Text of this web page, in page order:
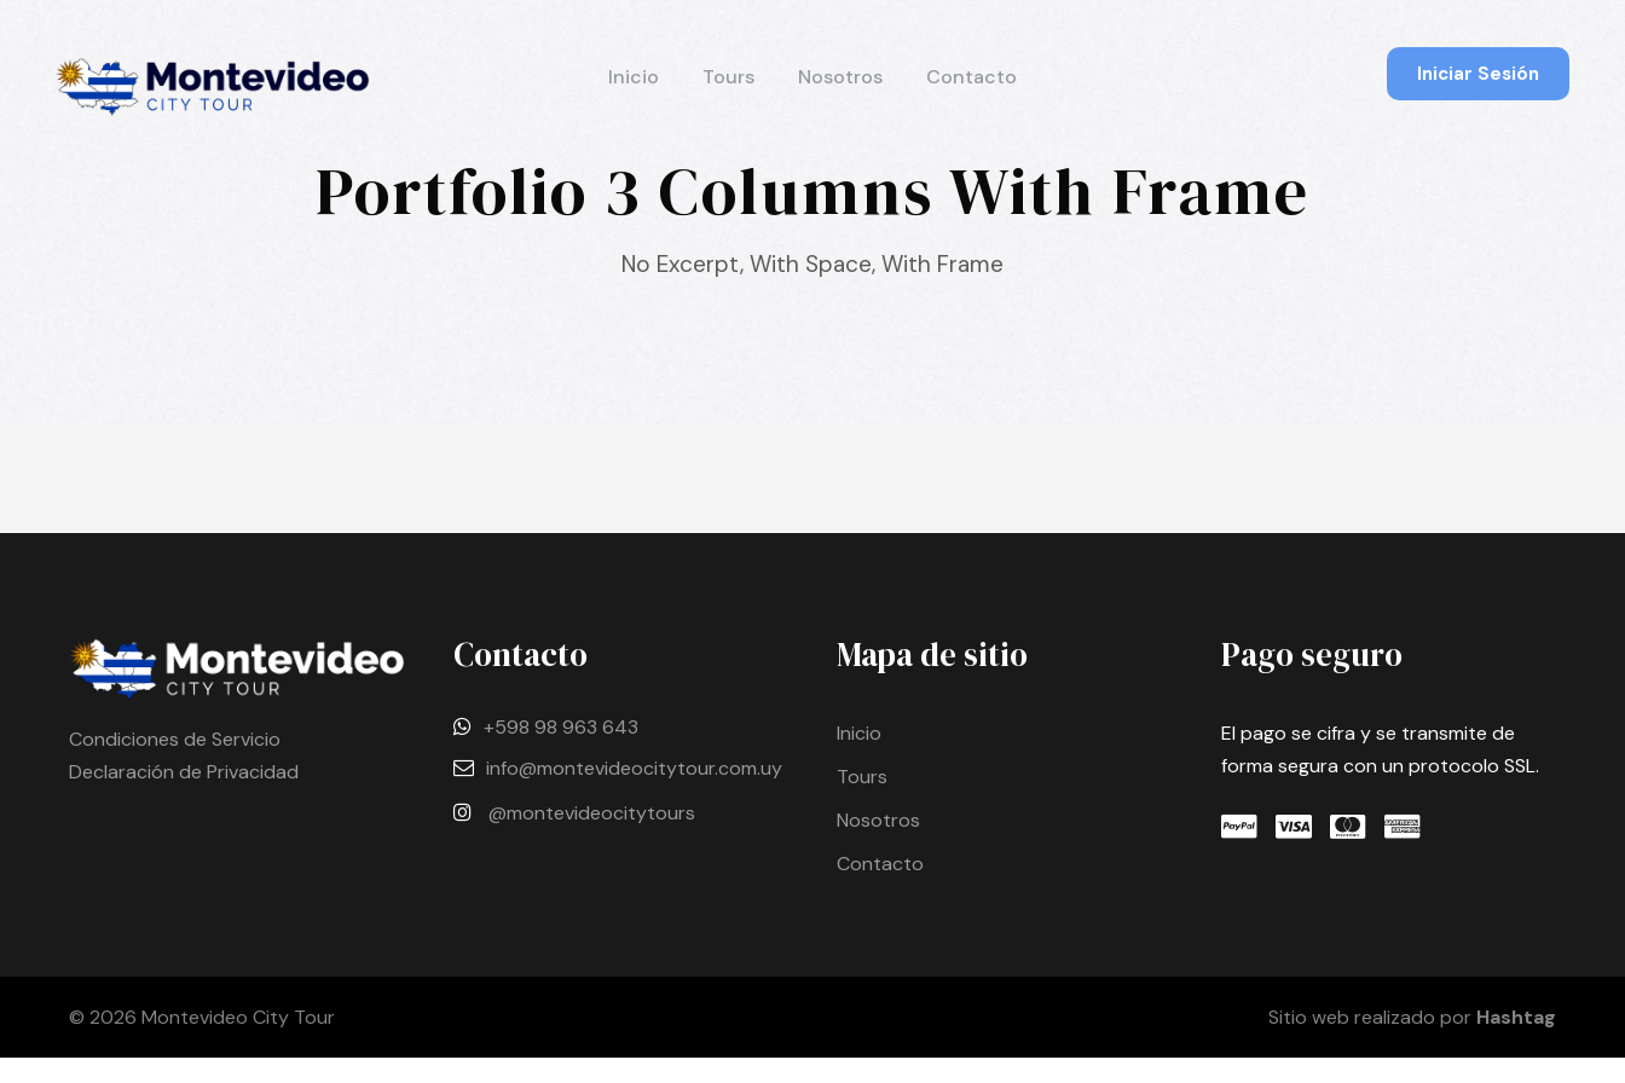
Inicio Tours Nosotros Contacto Iniciar Sesión
Portfolio 3 Columns With Frame
No Excerpt, With Space, With Frame
Condiciones de Servicio
Declaración de Privacidad
Contacto
+598 98 963 643
info@montevideocitytour.com.uy
@montevideocitytours
Mapa de sitio
Inicio
Tours
Nosotros
Contacto
Pago seguro
El pago se cifra y se transmite de
forma segura con un protocolo SSL.
© 2026 Montevideo City Tour Sitio web realizado por Hashtag